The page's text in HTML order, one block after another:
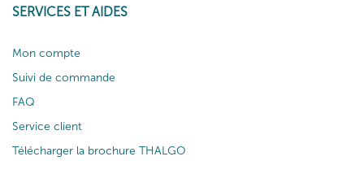
SERVICES ET AIDES
Mon compte
Suivi de commande
FAQ
Service client
Télécharger la brochure THALGO